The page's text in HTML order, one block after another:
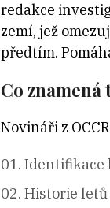
redakce
zemí, jež
předtím.
Co
Novináři z
Identifikace
Historie